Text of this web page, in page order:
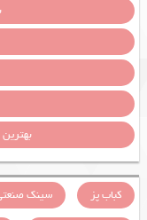
کباب پز سینک